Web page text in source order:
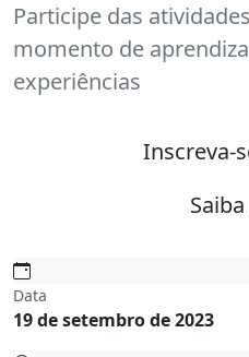
Participe das
momento de
experiências
Inscreva-
Data
19 de setembro de 2023